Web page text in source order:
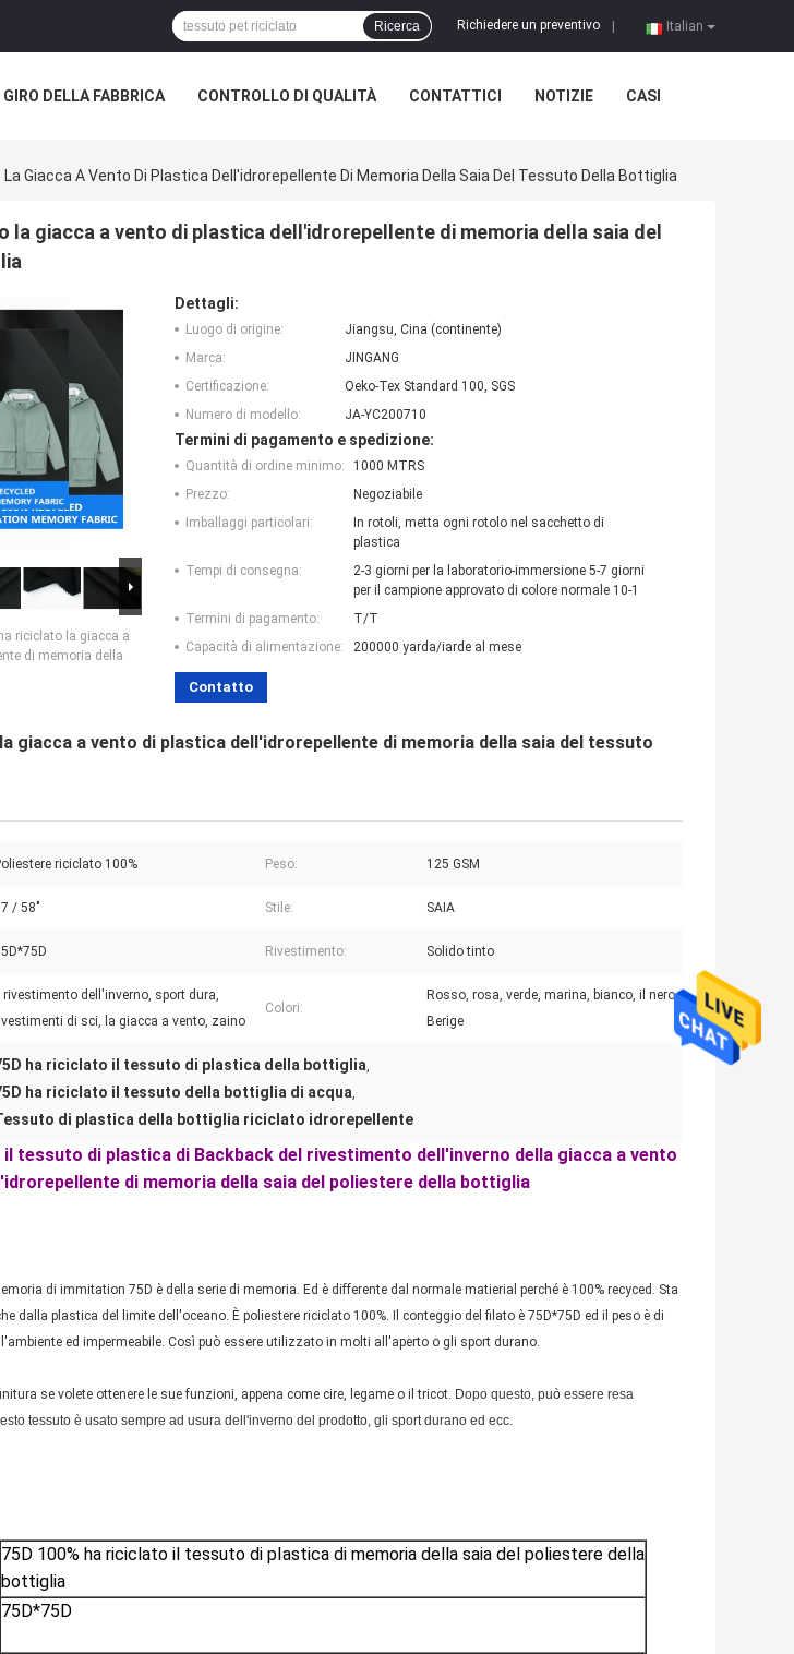
Italian
Richiedere un preventivo
Ricerca
GIRO DELLA FABBRICA CONTROLLO DI QUALITÀ CONTATTICI NOTIZIE CASI
La Giacca A Vento Di Plastica Dell'idrorepellente Di Memoria Della Saia Del Tessuto Della Bottiglia
la giacca a vento di plastica dell'idrorepellente di memoria della saia del
riciclato la giacca a
di memoria della
Dettagli:
Luogo di origine:
Jiangsu, Cina (continente)
Marca:
JINGANG
Certificazione:
Oeko-Tex Standard 100, SGS
Numero di modello:
JA-YC200710
Termini di pagamento e spedizione:
Quantità di ordine minimo:
1000 MTRS
Prezzo:
Negoziabile
Imballaggi particolari:
In rotoli, metta ogni rotolo nel sacchetto di
plastica
Tempi di consegna:
2-3 giorni per la laboratorio-immersione 5-7 giorni
per il campione approvato di colore normale 10-1
Termini di pagamento:
T/T
Capacità di alimentazione:
200000 yarda/iarde al mese
Contatto
giacca a vento di plastica dell'idrorepellente di memoria della saia del tessuto
riciclato 100% Peso: 125 GSM
/ 58" Stile: SAIA
Rivestimento: Solido tinto
Il rivestimento dell'inverno, sport dura,
di sci, la giacca a vento, zaino
Colori:
Rosso, rosa, verde, marina, bianco, il nero,
Berige
ha riciclato il tessuto di plastica della bottiglia,
ha riciclato il tessuto della bottiglia di acqua,
di plastica della bottiglia riciclato idrorepellente
il tessuto di plastica di Backback del rivestimento dell'inverno della giacca a vento
di memoria della saia del poliestere della bottiglia
di immitation 75D è della serie di memoria. Ed è differente dal normale matierial perché è 100% recyced. Sta
dalla plastica del limite dell'oceano. È poliestere riciclato 100%. Il conteggio del filato è 75D*75D ed il peso è di
ed impermeabile. Così può essere utilizzato in molti all'aperto o gli sport durano.
se volete ottenere le sue funzioni, appena come cire, legame o il tricot. Dopo questo, può essere resa
tessuto è usato sempre ad usura dell'inverno del prodotto, gli sport durano ed ecc.
75D 100% ha riciclato il tessuto di plastica di memoria della saia del poliestere della
bottiglia
75D*75D